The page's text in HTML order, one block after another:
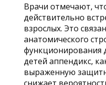
Врачи отмечают,
действительно
взрослых. Это
анатомического
функционирования
детей аппендикс,
выраженную